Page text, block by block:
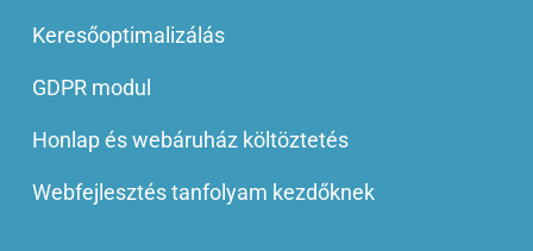
Keresőoptimalizálás
GDPR modul
Honlap és webáruház költöztetés
Webfejlesztés tanfolyam kezdőknek